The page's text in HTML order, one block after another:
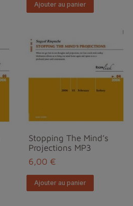
Ajouter au panier
Stopping The Mind’s
Projections MP3
6,00 €
Ajouter au panier